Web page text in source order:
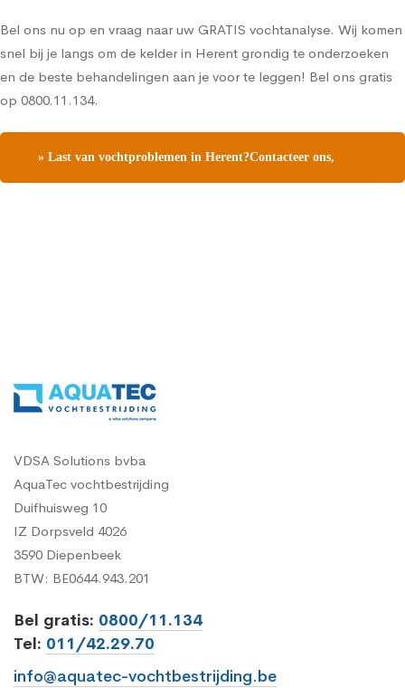
Bel ons nu op en vraag naar uw GRATIS vochtanalyse. Wij komen
snel bij je langs om de kelder in Herent grondig te onderzoeken
en de beste behandelingen aan je voor te leggen! Bel ons gratis
op 0800.11.134.
» Last van vochtproblemen in Herent?Contacteer ons,
VDSA Solutions bvba
AquaTec vochtbestrijding
Duifhuisweg 10
IZ Dorpsveld 4026
3590 Diepenbeek
BTW: BE0644.943.201
Bel gratis: 0800/11.134
Tel: 011/42.29.70
info@aquatec-vochtbestrijding.be